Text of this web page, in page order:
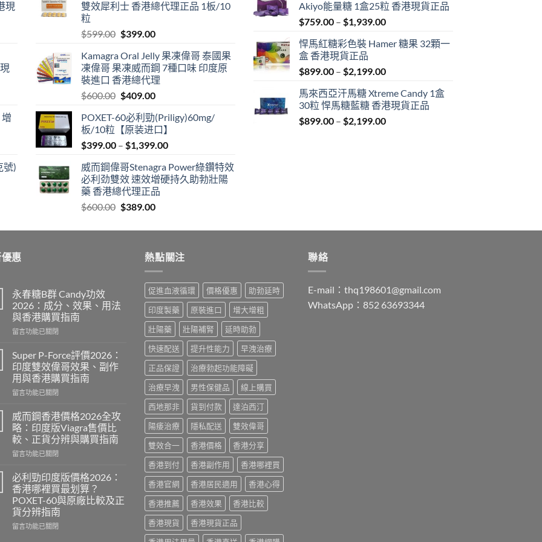
現
號)
雙效犀利士 香港總代理正品 1板/10
粒
$599.00 Original
was:
$599.00.
$399.00Current
is:
$399.00.
Kamagra Oral Jelly 果凍偉哥 泰國果
凍偉哥 果凍威而鋼 7種口味 印度原
裝進口 香港總代理
$600.00 Original
was:
$600.00.
$409.00Current
is:
$409.00.
POXET-60必利勁(Priligy)60mg/
板/10粒【原装进口】
$399.00 – $1,399.00Price
$399.00
through
威而鋼偉哥Stenagra Power綠鑽特效
必利劲雙效 速效增硬持久助勃壯陽
藥 香港總代理正品
$600.00 Original
was:
$389.00Current
is:
Akiyo能量糖 1盒25粒 香港現貨正品
$759.00 – $1,939.00Price
$759.00
$1,939.00
悍馬紅糖彩色裝 Hamer 糖果 32顆一
盒 香港現貨正品
$899.00 – $2,199.00Price
$899.00
through
$2,199.00
馬來西亞汗馬糖 Xtreme Candy 1盒
30粒 悍馬糖藍糖 香港現貨正品
$899.00 – $2,199.00Price
惠
永春糖B群 Candy功效
2026：成分、效果、用法
與香港購買指南
在
春
糖
B
群
Candy
效
2026：
成
分、
效
用
法
與
香
港
購
留言功能已關閉
Super P-Force評價2026：
印度雙效偉哥效果、副作
用與香港購買指南
在
P-
Force
評
價
2026：
度
雙
效
偉
哥
效
留言功能已關閉
威而鋼香港價格2026全攻
略：印度版Viagra售價比
較、正貨分辨與購買指南
在
而
鋼
香
港
價
格
留言功能已關閉
必利勁印度版價格2026：
香港哪裡買最划算？
POXET-60與原廠比較及正
貨分辨指南
在
留言功能已關閉
熱點關注
促進血液循環 價格優惠
助勃延時
印度製藥
原裝進口
增大增粗
壯陽藥
壯陽補腎
延時助勃
快速配送
提升性能力
早洩治療
正品保證
治療勃起功能障礙
治療早洩
男性保健品
線上購買
西地那非
貨到付款
達泊西汀
陽痿治療
隱私配送
雙效偉哥
雙效合一
香港價格
香港分享
香港到付
香港副作用
香港哪裡買
香港官網
香港居民適用
香港心得
香港推薦
香港效果
香港比較
香港現貨
香港現貨正品
聯絡
E-mail： thq198601@gmail.com
WhatsApp：852 63693344